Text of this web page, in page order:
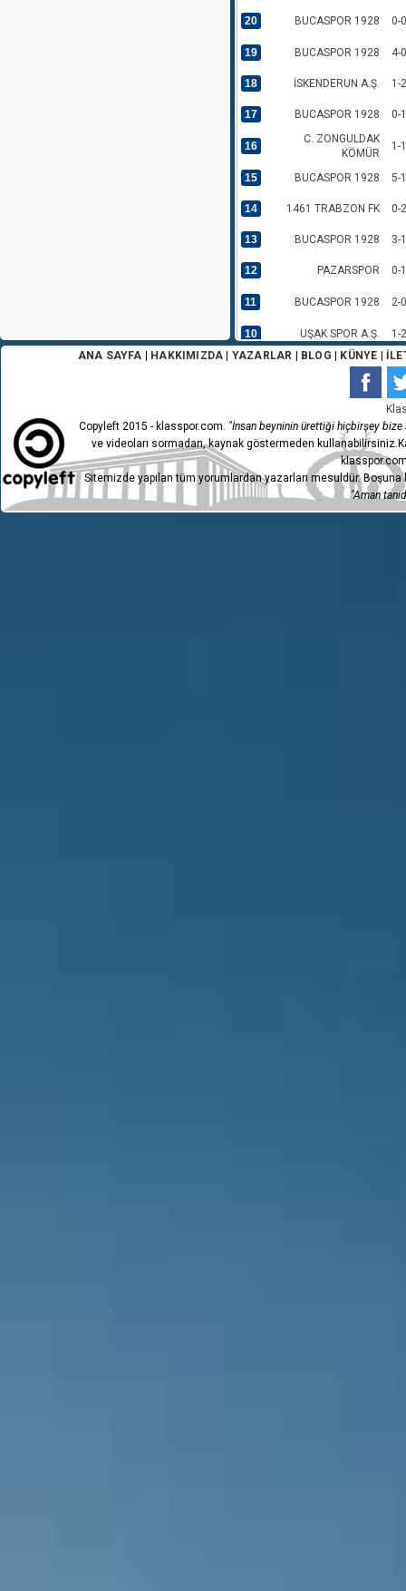
20 BUCASPOR 1928 0-0
19 BUCASPOR 1928 4-0
18 İSKENDERUN A.Ş. 1-2
17 BUCASPOR 1928 0-1
16
C. ZONGULDAK
KÖMÜR
1-1
15 BUCASPOR 1928 5-1
14 1461 TRABZON FK 0-2
13 BUCASPOR 1928 3-1
12 PAZARSPOR 0-1
11 BUCASPOR 1928 2-0
10 UŞAK SPOR A.Ş. 1-2
BUCASPOR 1928 0-1
BUCASPOR 1928 3-1
7 SERİK BELEDİYESPOR 1-5
BUCASPOR 1928 0-0
KOCAELİSPOR 1-1
ANA SAYFA HAKKIMIZDA YAZARLAR BLOG KÜNYE
Copyleft 2015 - klasspor.com. "İnsan beyninin ürettiği hiçbirşey bize
ve videoları sormadan, kaynak göstermeden
Sitemizde yapılan tüm yorumlardan yazarları mesuldür.
"Aman